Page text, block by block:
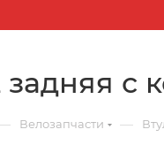
задняя с
Велозапчасти —